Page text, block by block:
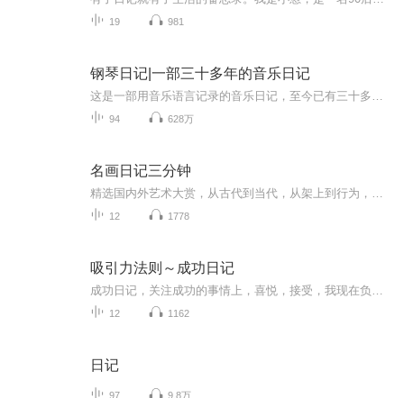
19 981
钢琴日记|一部三十多年的音乐日记
94 628万
名画日记三分钟
12 1778
吸引力法则～成功日记
12 1162
日记
97 9.8万